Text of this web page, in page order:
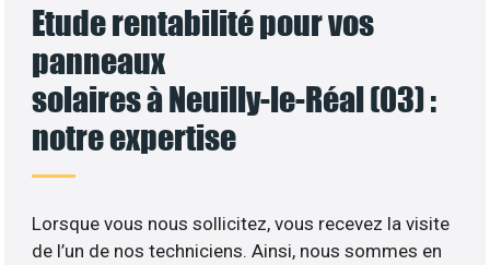
Etude rentabilité pour vos
panneaux
solaires à Neuilly-le-Réal (03) :
notre expertise
Lorsque vous nous sollicitez, vous recevez la visite
de l’un de nos techniciens. Ainsi, nous sommes en